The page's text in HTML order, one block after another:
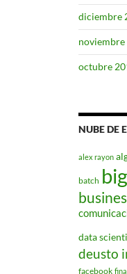
diciembre
noviembre
octubre
NUBE DE
alex rayon
batch
data
deusto
facebook